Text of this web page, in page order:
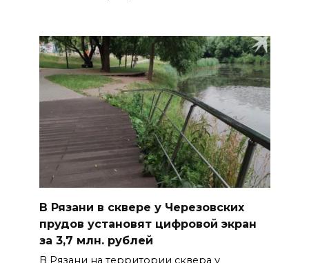
В Рязани в сквере у Черезовских
прудов установят цифровой экран
за 3,7 млн. рублей
В Рязани на территории сквера у